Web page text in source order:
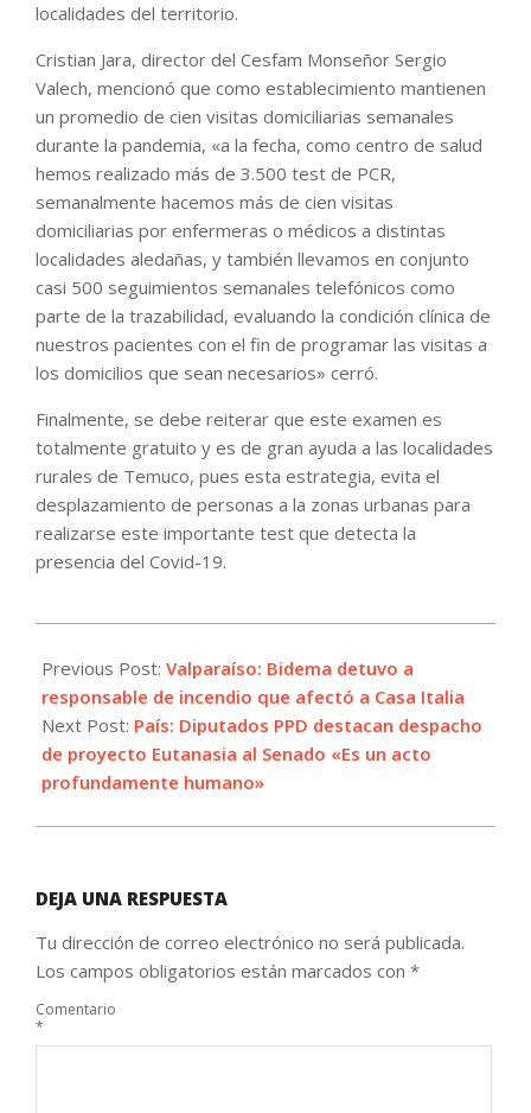
localidades del territorio.
Cristian Jara, director del Cesfam Monseñor Sergio
Valech, mencionó que como establecimiento mantienen
un promedio de cien visitas domiciliarias semanales
durante la pandemia, «a la fecha, como centro de salud
hemos realizado más de 3.500 test de PCR,
semanalmente hacemos más de cien visitas
domiciliarias por enfermeras o médicos a distintas
localidades aledañas, y también llevamos en conjunto
casi 500 seguimientos semanales telefónicos como
parte de la trazabilidad, evaluando la condición clínica de
nuestros pacientes con el fin de programar las visitas a
los domicilios que sean necesarios» cerró.
Finalmente, se debe reiterar que este examen es
totalmente gratuito y es de gran ayuda a las localidades
rurales de Temuco, pues esta estrategia, evita el
desplazamiento de personas a la zonas urbanas para
realizarse este importante test que detecta la
presencia del Covid-19.
04-
21
Previous Post: Valparaíso: Bidema detuvo a
responsable de incendio que afectó a Casa Italia
Next Post: País: Diputados PPD destacan despacho
de proyecto Eutanasia al Senado «Es un acto
profundamente humano»
DEJA UNA RESPUESTA
Tu dirección de correo electrónico no será publicada.
Los campos obligatorios están marcados con *
Comentario
*